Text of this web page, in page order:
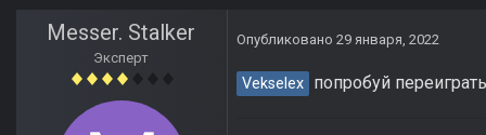
Messer. Stalker
Эксперт
Опубликовано 29 января, 2022
Vekselex попробуй